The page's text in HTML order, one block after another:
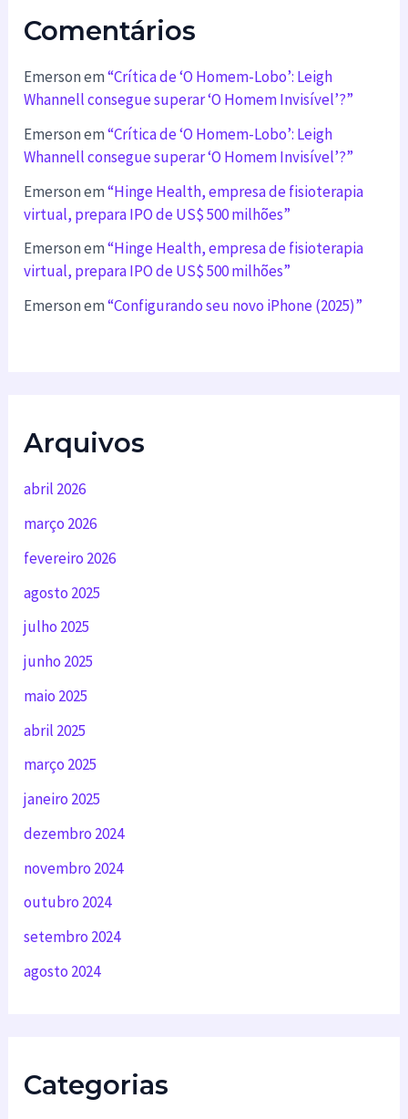
Comentários
Emersonem“Crítica de ‘O Homem-Lobo’: Leigh
Whannell consegue superar ‘O Homem Invisível’?”
Emersonem“Crítica de ‘O Homem-Lobo’: Leigh
Whannell consegue superar ‘O Homem Invisível’?”
Emersonem“Hinge Health, empresa de fisioterapia
virtual, prepara IPO de US$ 500 milhões”
Emersonem“Hinge Health, empresa de fisioterapia
virtual, prepara IPO de US$ 500 milhões”
Emersonem“Configurando seu novo iPhone (2025)”
Arquivos
abril 2026
março 2026
fevereiro 2026
agosto 2025
julho 2025
junho 2025
maio 2025
abril 2025
março 2025
janeiro 2025
dezembro 2024
novembro 2024
outubro 2024
setembro 2024
agosto 2024
Categorias